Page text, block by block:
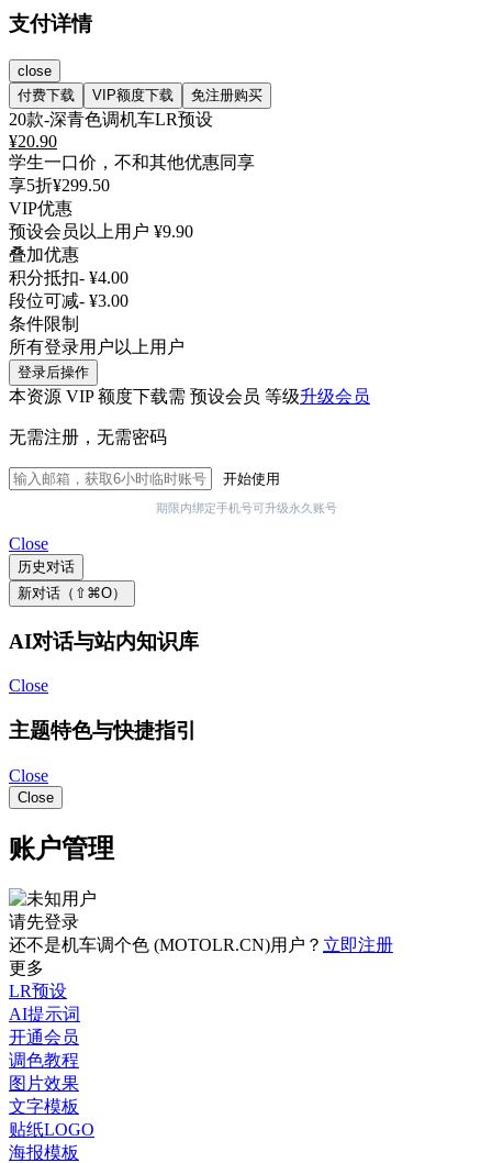
支付详情
close
付费下载
VIP额度下载 免注册购买
20款-深青色调机车LR预设
¥20.90
学生一口价，不和其他优惠同享
享5折¥299.50
VIP优惠
预设会员以上用户 ¥9.90
叠加优惠
积分抵扣- ¥4.00
段位可减- ¥3.00
条件限制
所有登录用户以上用户
登录后操作
本资源 VIP 额度下载需 预设会员 等级升级会员
无需注册，无需密码
开始使用
期限内绑定手机号可升级永久账号
Close
历史对话
新对话（⇧⌘O）
AI对话与站内知识库
Close
主题特色与快捷指引
Close
Close
账户管理
请先登录
还不是机车调个色 (MOTOLR.CN)用户？ 立即注册
更多
LR预设
AI提示词
开通会员
调色教程
图片效果
文字模板
贴纸LOGO
海报模板